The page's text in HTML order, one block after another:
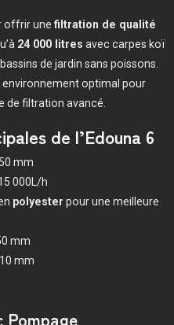
offrir une filtration de qualité
24 000 litres avec carpes koï
de jardin sans poissons.
environnement optimal pour
de filtration avancé.
de l’Edouna 6
mm
000L/h
polyester pour une meilleure
mm
mm
Pompage